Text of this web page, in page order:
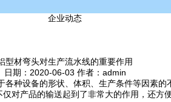
企业动态
型材弯头对生产流水线的重要作用
日期：2020-06-03 作者：admin
种设备的形状、体积、生产条件等因素
对产品的输送起到了非常大的作用，还方